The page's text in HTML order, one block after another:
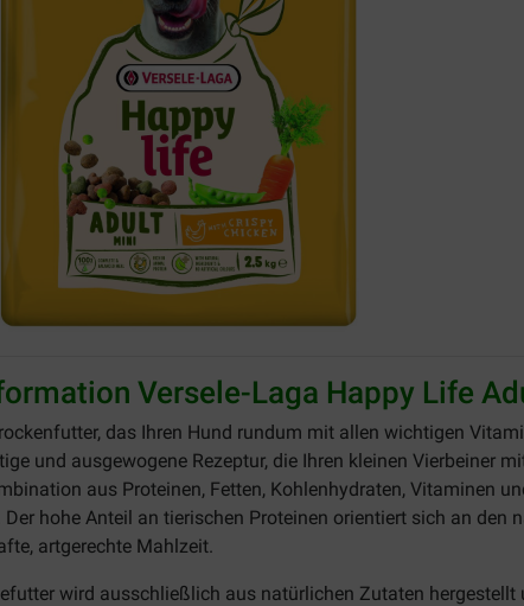
Versele-Laga Happy Life
das Ihren Hund rundum mit allen wichtigen
und ausgewogene Rezeptur, die Ihren kleinen Vierbeiner
aus Proteinen, Fetten, Kohlenhydraten, Vitaminen
Der hohe Anteil an tierischen Proteinen orientiert sich an
artgerechte Mahlzeit.
wird ausschließlich aus natürlichen Zutaten